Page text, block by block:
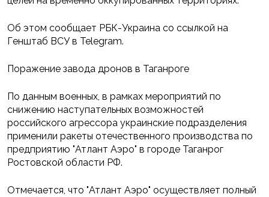
Об этом сообщает РБК-Украина со ссылкой на
Генштаб ВСУ в Telegram.
Поражение завода дронов в Таганроге
По данным военных, в рамках мероприятий по
снижению наступательных возможностей
российского агрессора украинские подразделения
применили ракеты отечественного производства по
предприятию "Атлант Аэро" в городе Таганрог
Ростовской области РФ.
Отмечается, что "Атлант Аэро" осуществляет полный